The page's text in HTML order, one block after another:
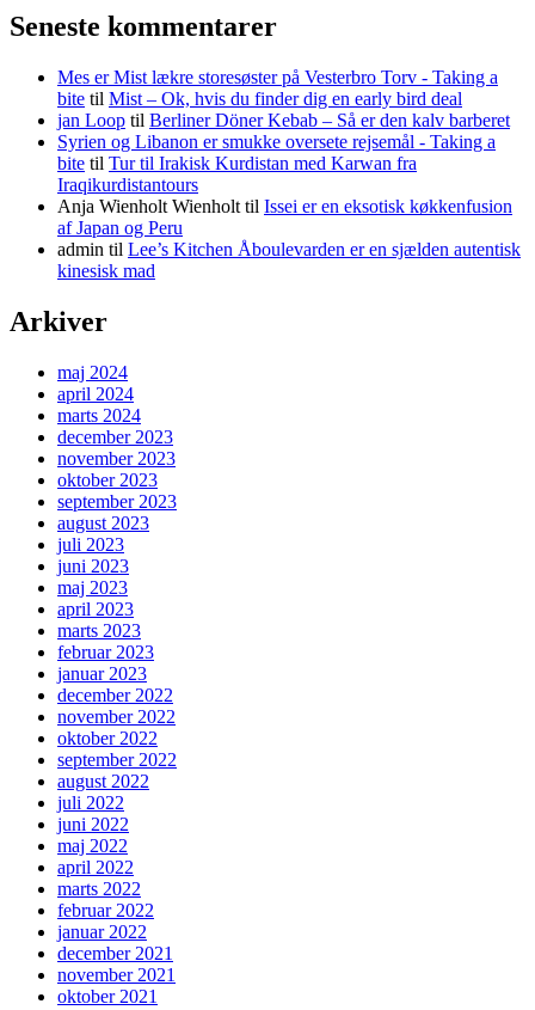
Seneste kommentarer
Mes er Mist lækre storesøster på Vesterbro Torv - Taking a
bite til Mist – Ok, hvis du finder dig en early bird deal
jan Loop til Berliner Döner Kebab – Så er den kalv barberet
Syrien og Libanon er smukke oversete rejsemål - Taking a
bite til Tur til Irakisk Kurdistan med Karwan fra
Iraqikurdistantours
Anja Wienholt Wienholt til Issei er en eksotisk køkkenfusion
af Japan og Peru
admin til Lee’s Kitchen Åboulevarden er en sjælden autentisk
kinesisk mad
Arkiver
maj 2024
april 2024
marts 2024
december 2023
november 2023
oktober 2023
september 2023
august 2023
juli 2023
juni 2023
maj 2023
april 2023
marts 2023
februar 2023
januar 2023
december 2022
november 2022
oktober 2022
september 2022
august 2022
juli 2022
juni 2022
maj 2022
april 2022
marts 2022
februar 2022
januar 2022
december 2021
november 2021
oktober 2021